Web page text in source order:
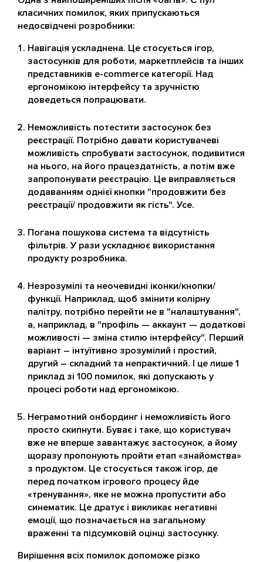
класичних помилок, яких припускаються
недосвідчені розробники:
Навігація ускладнена. Це стосується ігор,
застосунків для роботи, маркетплейсів та інших
представників e-commerce категорії. Над
ергономікою інтерфейсу та зручністю
доведеться попрацювати.
Неможливість потестити застосунок без
реєстрації. Потрібно давати користувачеві
можливість спробувати застосунок, подивитися
на нього, на його працездатність, а потім вже
запропонувати реєстрацію. Це виправляється
додаванням однієї кнопки "продовжити без
реєстрації/ продовжити як гість". Усе.
Погана пошукова система та відсутність
фільтрів. У рази ускладнює використання
продукту розробника.
Незрозумілі та неочевидні іконки/кнопки/
функції. Наприклад, щоб змінити колірну
палітру, потрібно перейти не в "налаштування",
а, наприклад, в "профіль — аккаунт — додаткові
можливості — зміна стилю інтерфейсу". Перший
варіант – інтуїтивно зрозумілий і простий,
другий – складний та непрактичний. І це лише 1
приклад зі 100 помилок, які допускають у
процесі роботи над ергономікою.
Неграмотний онбординг і неможливість його
просто скипнути. Буває і таке, що користувач
вже не вперше завантажує застосунок, а йому
щоразу пропонують пройти етап «знайомства»
з продуктом. Це стосується також ігор, де
перед початком ігрового процесу йде
«тренування», яке не можна пропустити або
синематик. Це дратує і викликає негативні
емоції, що позначається на загальному
враженні та підсумковій оцінці застосунку.
Вирішення всіх помилок допоможе різко